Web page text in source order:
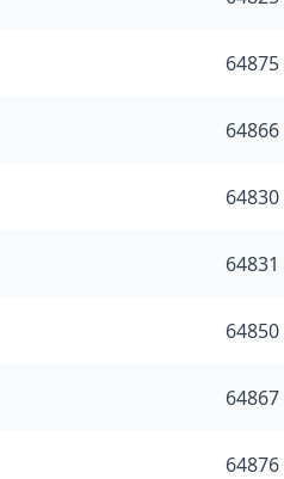
64875
64866
64830
64831
64850
64867
64876